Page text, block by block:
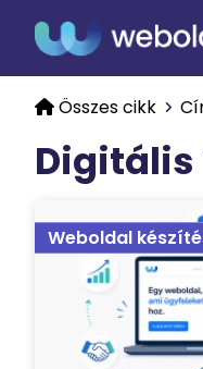
Összes cikk
Digitális
Weboldal